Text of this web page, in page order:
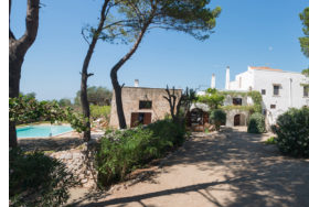
GREEN
BLUE
RED
ESPERIENZE